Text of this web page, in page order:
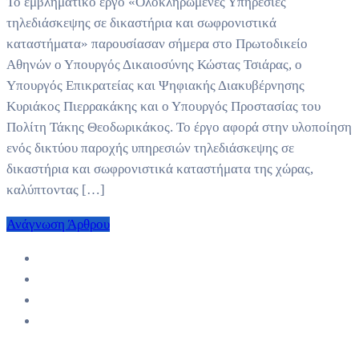
τηλεδιάσκεψης σε δικαστήρια και σωφρονιστικά
καταστήματα» παρουσίασαν σήμερα στο Πρωτοδικείο
Αθηνών ο Υπουργός Δικαιοσύνης Κώστας Τσιάρας, ο
Υπουργός Επικρατείας και Ψηφιακής Διακυβέρνησης
Κυριάκος Πιερρακάκης και ο Υπουργός Προστασίας του
Πολίτη Τάκης Θεοδωρικάκος. Το έργο αφορά στην υλοποίηση
ενός δικτύου παροχής υπηρεσιών τηλεδιάσκεψης σε
δικαστήρια και σωφρονιστικά καταστήματα της χώρας,
καλύπτοντας […]
Ανάγνωση Άρθρου